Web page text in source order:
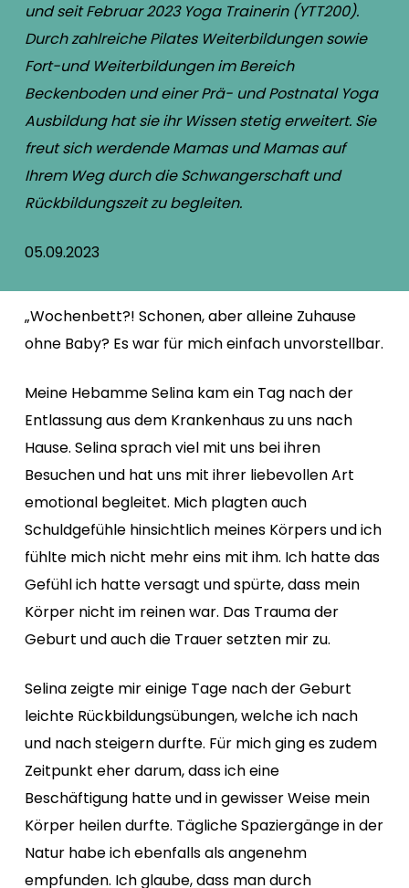
und seit Februar 2023 Yoga Trainerin (YTT200).
Durch zahlreiche Pilates Weiterbildungen sowie
Fort-und Weiterbildungen im Bereich
Beckenboden und einer Prä- und Postnatal Yoga
Ausbildung hat sie ihr Wissen stetig erweitert. Sie
freut sich werdende Mamas und Mamas auf
Ihrem Weg durch die Schwangerschaft und
Rückbildungszeit zu begleiten.
05.09.2023
„Wochenbett?! Schonen, aber alleine Zuhause
ohne Baby? Es war für mich einfach unvorstellbar.
Meine Hebamme Selina kam ein Tag nach der
Entlassung aus dem Krankenhaus zu uns nach
Hause. Selina sprach viel mit uns bei ihren
Besuchen und hat uns mit ihrer liebevollen Art
emotional begleitet. Mich plagten auch
Schuldgefühle hinsichtlich meines Körpers und ich
fühlte mich nicht mehr eins mit ihm. Ich hatte das
Gefühl ich hatte versagt und spürte, dass mein
Körper nicht im reinen war. Das Trauma der
Geburt und auch die Trauer setzten mir zu.
Selina zeigte mir einige Tage nach der Geburt
leichte Rückbildungsübungen, welche ich nach
und nach steigern durfte. Für mich ging es zudem
Zeitpunkt eher darum, dass ich eine
Beschäftigung hatte und in gewisser Weise mein
Körper heilen durfte. Tägliche Spaziergänge in der
Natur habe ich ebenfalls als angenehm
empfunden. Ich glaube, dass man durch